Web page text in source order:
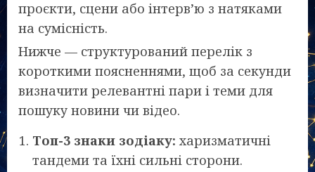
проєкти, сцени або інтерв’ю з натяками
на сумісність.
Нижче — структурований перелік з
короткими поясненнями, щоб за секунди
визначити релевантні пари і теми для
пошуку новини чи відео.
Топ-3 знаки зодіаку: харизматичні
тандеми та їхні сильні сторони.